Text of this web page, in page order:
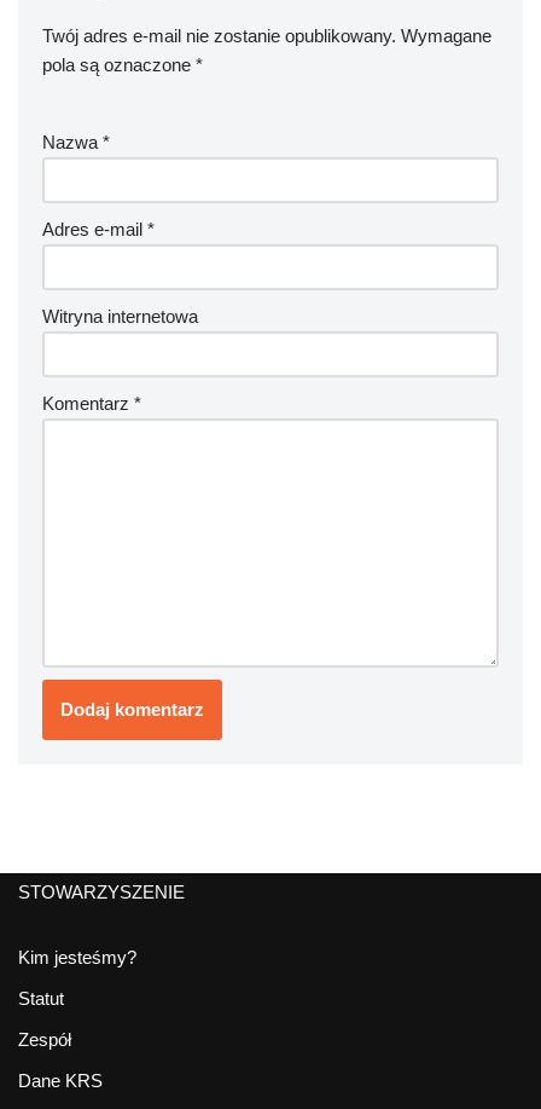
Twój adres e-mail nie zostanie opublikowany. Wymagane
pola są oznaczone *
Nazwa *
Adres e-mail *
Witryna internetowa
Komentarz *
STOWARZYSZENIE
Kim jesteśmy?
Statut
Zespół
Dane KRS